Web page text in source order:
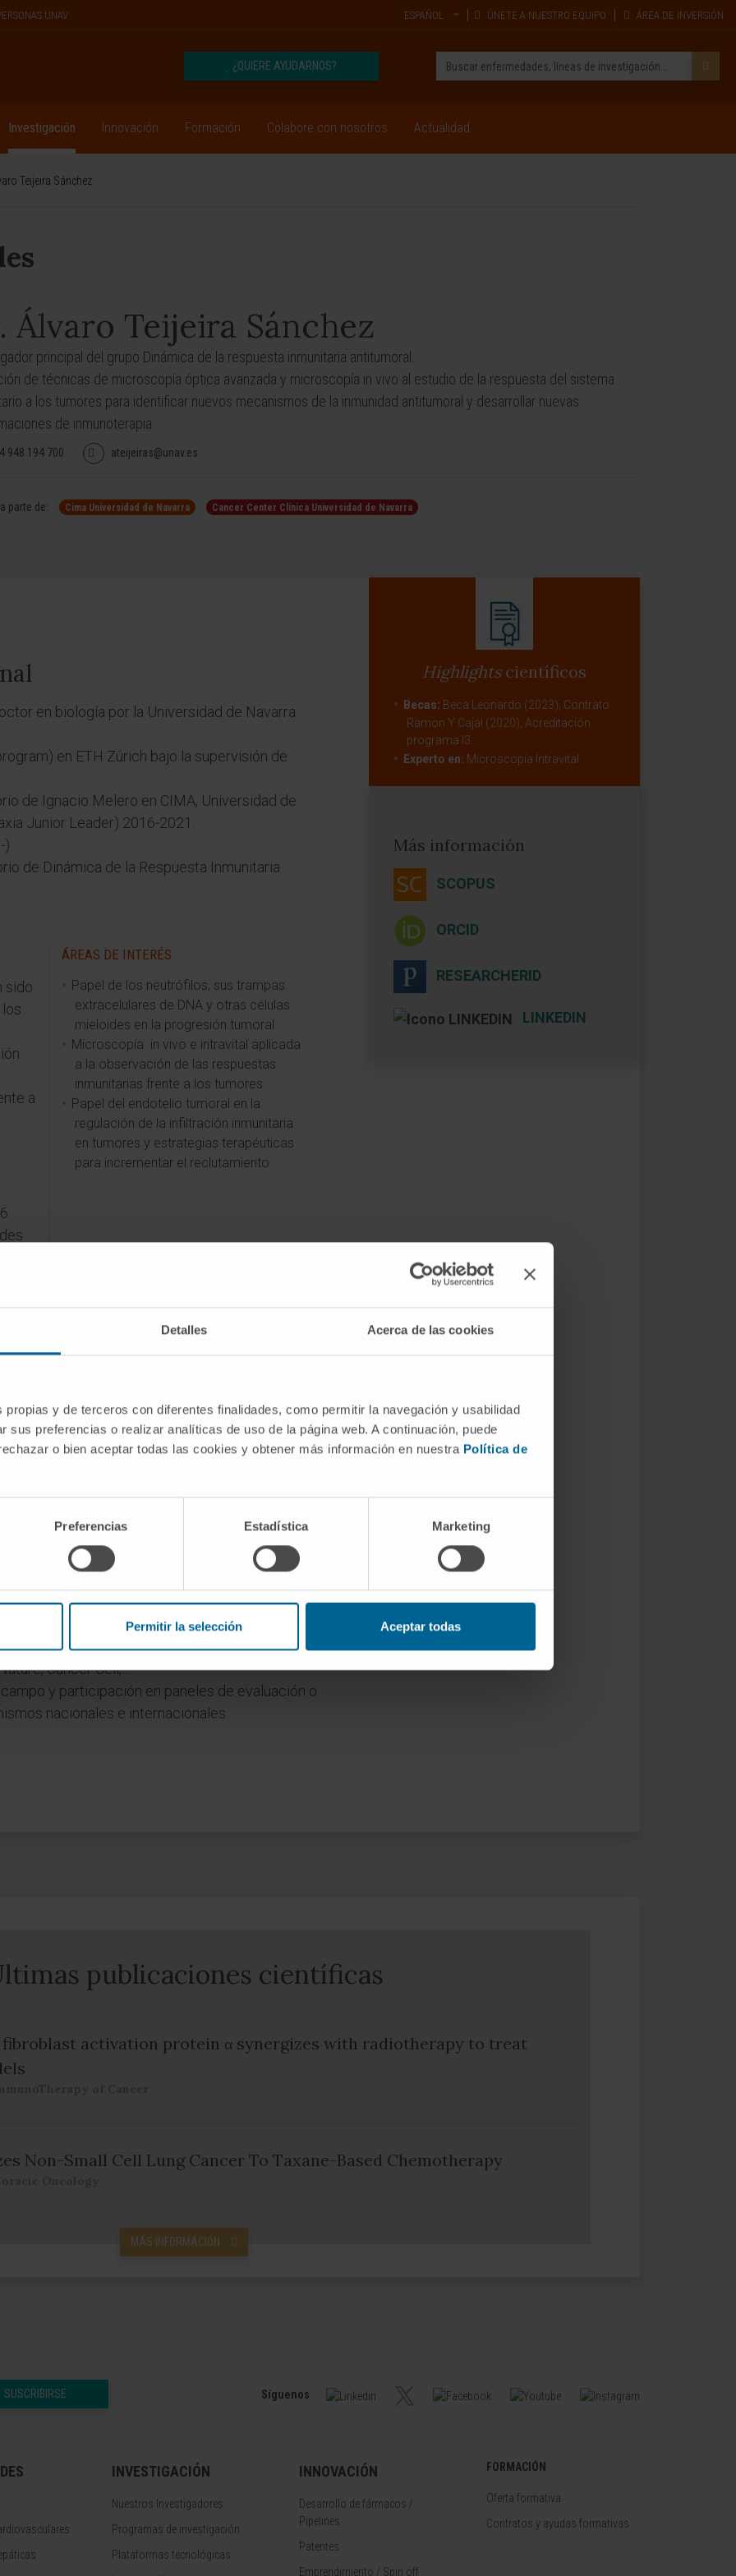
Detalles Acerca de las cookies
propias y de terceros con diferentes finalidades, como permitir la navegación y usabilidad
sus preferencias o realizar analíticas de uso de la página web. A continuación, puede
o bien aceptar todas las cookies y obtener más información en nuestra Política de
Preferencias Estadística Marketing
Permitir la selección Aceptar todas
UNAV ESPAÑOL ÚNETE A NUESTRO EQUIPO ÁREA DE INVERSIÓN
¿QUIERE AYUDARNOS?
Investigación Innovación Formación Colabore con nosotros Actualidad
Teijeira Sánchez
Álvaro Teijeira Sánchez
principal del grupo Dinámica de la respuesta inmunitaria antitumoral.
de técnicas de microscopía óptica avanzada y microscopía in vivo al estudio de la respuesta del sistema
a los tumores para identificar nuevos mecanismos de la inmunidad antitumoral y desarrollar nuevas
de inmunoterapia.
948 194 700 ateijeiras@unav.es
parte de: Cima Universidad de Navarra Cancer Center Clínica Universidad de Navarra
en biología por la Universidad de Navarra
en ETH Zúrich bajo la supervisión de
de Ignacio Melero en CIMA, Universidad de
Junior Leader) 2016-2021.
)
de Dinámica de la Respuesta Inmunitaria
sido
a
ÁREAS DE INTERÉS
Papel de los neutrófilos, sus trampas
extracelulares de DNA y otras células
mieloides en la progresión tumoral
Microscopía in vivo e intravital aplicada
a la observación de las respuestas
inmunitarias frente a los tumores
Papel del endotelio tumoral en la
regulación de la infiltración inmunitaria
en tumores y estrategias terapéuticas
para incrementar el reclutamiento
doctor por la ANECA.
y TFGs de 4 alumnos.
microscopía avanzada en el departamento de
científicas en inmunología y cáncer en revistas
Cancer Cell,…
y participación en paneles de evaluación o
nacionales e internacionales
Highlightscientíficos
Becas: Beca Leonardo (2023), Contrato
Ramon Y Cajal (2020), Acreditación
programa I3.
Experto en: Microscopía Intravital
Más información
SCOPUS
ORCID
RESEARCHERID
LINKEDIN
publicaciones científicas
fibroblast activation protein α synergizes with radiotherapy to treat
Non-Small Cell Lung Cancer To Taxane-Based Chemotherapy
MÁS INFORMACIÓN
SUSCRIBIRSE Síguenos
INVESTIGACIÓN
Nuestros Investigadores
Programas de investigación
Plataformas tecnológicas
INNOVACIÓN
Desarrollo de fármacos /
Pipelines
Patentes
Emprendimiento / Spin off
FORMACIÓN
Oferta formativa
Contratos y ayudas formativas